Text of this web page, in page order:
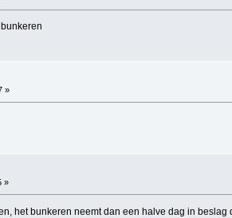
»
»
het bunkeren neemt dan een halve dag in beslag